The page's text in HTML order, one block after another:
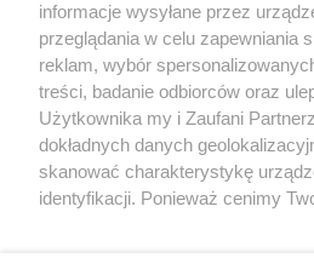
Nie zapomnij
zapoznać się z:
polityką prywatności
Twojemiasto
Piekary Śląskie
Chorzów
Tarnowskie Góry
informacje wysyłane przez
przeglądania w celu zapewniania
reklam, wybór
treści, badanie odbiorców oraz
Użytkownika my i Zaufani
dokładnych danych
skanować charakterystykę
identyfikacji. Ponieważ cenimy